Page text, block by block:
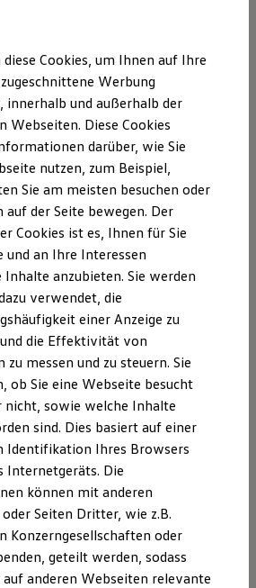
& Apps
App
für Ihren ID. Buzz
für Ihren Transporter/Caravelle
für Ihren Amarok
für andere Modelle
Pro
Data
Pathfinder
Software Updates
Besitzer
und Sicherheitssysteme
und Ölverdünnung
Betriebsflüssigkeiten
und Lifestyle Produkte
Business
Strom
Ladelösungen
für Privatkunden
für Gewerbekunden
und Ladekabel
Kosten der Elektrofahrzeuge
für Privatkunden
für Gewerbekunden
des Systems.
gezeigten Fahrzeuge und
in einzelnen Details vom aktuellen
abweichen. Abgebildet sind
der Fahrzeuge gegen
auch unseren Konfigurator für eine
verfügbaren Modelle und Ausstattungen.
Verbrauchs- und Emissionswerte beziehen
Fahrzeug und sind nicht Bestandteil
dienen allein Vergleichszwecken
und Zubehör (Anbauteile, Reifenformat
Fahrzeugparameter, wie
Aerodynamik verändern und neben
sowie dem
den Kraftstoffverbrauch, den
CO₂-Emissionen und die
eines Fahrzeugs beeinflussen.
zum offiziellen Kraftstoffverbrauch und
CO₂-Emissionen neuer
können dem „Leitfaden über den
die CO₂-Emissionen und den
Personenkraftwagen“ entnommen
Verkaufsstellen und bei der DAT
Treuhand GmbH, Hellmuth-Hirth-Str. 1, D-
unter
www.dat.de/co2
Cookies, um Ihnen auf Ihre
Werbung
innerhalb und außerhalb der
Webseiten. Diese Cookies
darüber, wie Sie
nutzen, zum Beispiel,
Sie am meisten besuchen oder
auf der Seite bewegen. Der
Cookies ist es, Ihnen für Sie
und an Ihre Interessen
Inhalte anzubieten. Sie werden
verwendet, die
einer Anzeige zu
die Effektivität von
zu messen und zu steuern. Sie
ob Sie eine Webseite besucht
nicht, sowie welche Inhalte
sind. Dies basiert auf einer
Identifikation Ihres Browsers
Internetgeräts. Die
können mit anderen
Seiten Dritter, wie z.B.
Konzerngesellschaften oder
geteilt werden, sodass
auf anderen Webseiten relevante